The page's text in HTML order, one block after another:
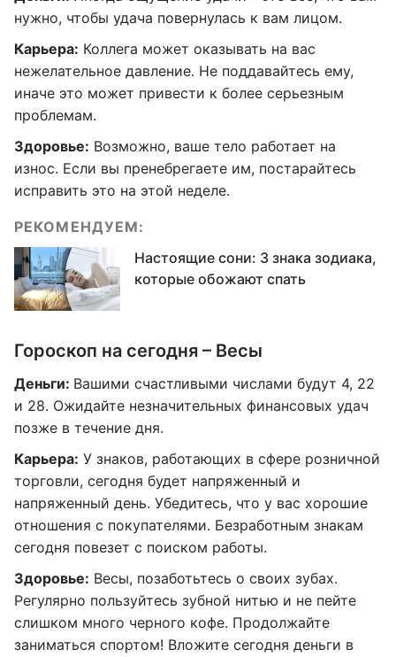
нужно, чтобы удача повернулась к вам лицом.
Карьера: Коллега может оказывать на вас
нежелательное давление. Не поддавайтесь ему,
иначе это может привести к более серьезным
проблемам.
Здоровье: Возможно, ваше тело работает на
износ. Если вы пренебрегаете им, постарайтесь
исправить это на этой неделе.
РЕКОМЕНДУЕМ:
Настоящие сони: 3 знака зодиака,
которые обожают спать
Гороскоп на сегодня – Весы
Деньги: Вашими счастливыми числами будут 4, 22
и 28. Ожидайте незначительных финансовых удач
позже в течение дня.
Карьера: У знаков, работающих в сфере розничной
торговли, сегодня будет напряженный и
напряженный день. Убедитесь, что у вас хорошие
отношения с покупателями. Безработным знакам
сегодня повезет с поиском работы.
Здоровье: Весы, позаботьтесь о своих зубах.
Регулярно пользуйтесь зубной нитью и не пейте
слишком много черного кофе. Продолжайте
заниматься спортом! Вложите сегодня деньги в